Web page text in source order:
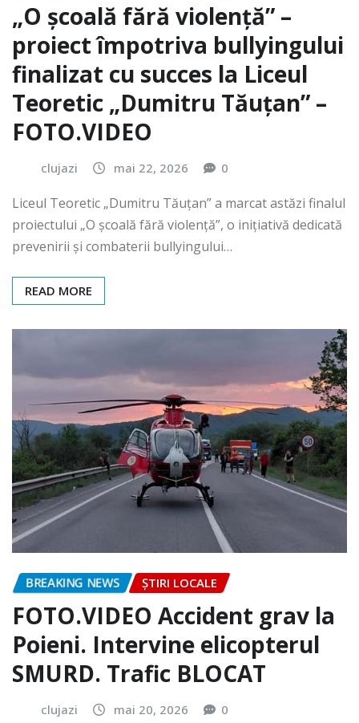
„O școală fără violență” –
proiect împotriva bullyingului
finalizat cu succes la Liceul
Teoretic „Dumitru Tăuțan” –
FOTO.VIDEO
clujazi mai 22, 2026 0
Liceul Teoretic „Dumitru Tăuțan” a marcat astăzi finalul
proiectului „O școală fără violență”, o inițiativă dedicată
prevenirii și combaterii bullyingului…
READ MORE
BREAKING NEWS ȘTIRI LOCALE
FOTO.VIDEO Accident grav la
Poieni. Intervine elicopterul
SMURD. Trafic BLOCAT
clujazi mai 20, 2026 0